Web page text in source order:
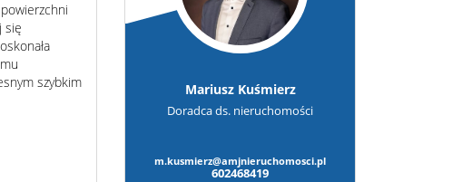
się
szybkim
Mariusz Kuśmierz
Doradca ds. nieruchomości
m.kusmierz@amjnieruchomosci.pl
602468419